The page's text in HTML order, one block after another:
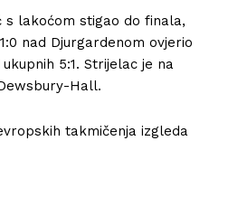
s lakoćom stigao do finala,
nad Djurgardenom ovjerio
5:1. Strijelac je na
Hall.
takmičenja izgleda